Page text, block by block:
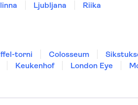
Ljubljana
Riika
torni Colosseum
Keukenhof London Eye